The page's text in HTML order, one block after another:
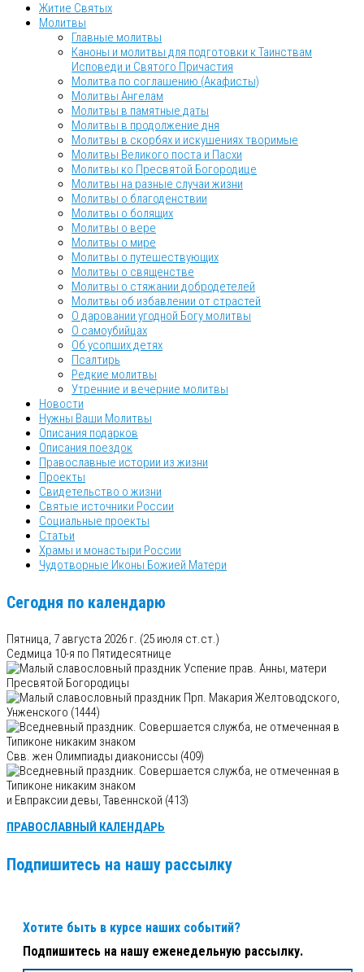
Житие Святых
Молитвы
Главные молитвы
Каноны и молитвы для подготовки к Таинствам
Исповеди и Святого Причастия
Молитва по соглашению (Акафисты)
Молитвы Ангелам
Молитвы в памятные даты
Молитвы в продолжение дня
Молитвы в скорбях и искушениях творимые
Молитвы Великого поста и Пасхи
Молитвы ко Пресвятой Богородице
Молитвы на разные случаи жизни
Молитвы о благоденствии
Молитвы о болящих
Молитвы о вере
Молитвы о мире
Молитвы о путешествующих
Молитвы о священстве
Молитвы о стяжании добродетелей
Молитвы об избавлении от страстей
О даровании угодной Богу молитвы
О самоубийцах
Об усопших детях
Псалтирь
Редкие молитвы
Утренние и вечерние молитвы
Новости
Нужны Ваши Молитвы
Описания подарков
Описания поездок
Православные истории из жизни
Проекты
Свидетельство о жизни
Святые источники России
Социальные проекты
Статьи
Храмы и монастыри России
Чудотворные Иконы Божией Матери
Сегодня по календарю
Пятница, 7 августа 2026 г. (25 июля ст.ст.)
Седмица 10-я по Пятидесятнице
Успение прав. Анны, матери
Пресвятой Богородицы
Прп. Макария Желтоводского,
Унженского (1444)
Свв. жен Олимпиады диакониссы (409)
и Евпраксии девы, Тавеннской (413)
ПРАВОСЛАВНЫЙ КАЛЕНДАРЬ
Подпишитесь на нашу рассылку
Хотите быть в курсе наших событий?
Подпишитесь на нашу еженедельную рассылку.